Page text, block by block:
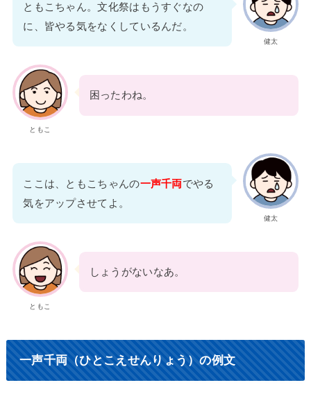
健太
ともこちゃん。文化祭はもうすぐなの
に、皆やる気をなくしているんだ。
ともこ
困ったわね。
健太
ここは、ともこちゃんの一声千両でやる
気をアップさせてよ。
ともこ
しょうがないなあ。
一声千両（ひとこえせんりょう）の例文